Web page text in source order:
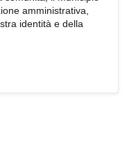
amministrativa,
identità e della